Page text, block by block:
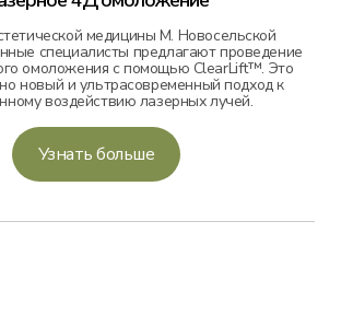
медицины М. Новосельской
специалисты предлагают проведение
омоложения с помощью ClearLift™. Это
новый и ультрасовременный подход к
воздействию лазерных лучей.
Узнать больше